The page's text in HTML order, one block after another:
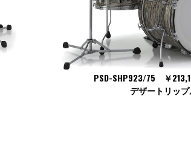
PSD-SHP923/75 ￥
デザートリッ